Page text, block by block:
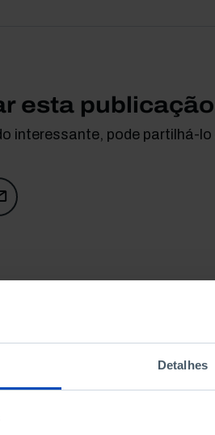
Detalhes
esta
interessante, pode partilhá-